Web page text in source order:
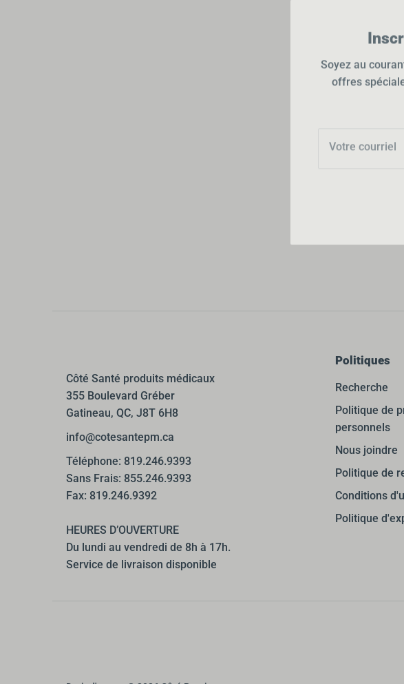
Côté Santé produits médicaux
355 Boulevard Gréber
Gatineau, QC, J8T 6H8
info@cotesantepm.ca
Téléphone: 819.246.9393
Sans Frais: 855.246.9393
Fax: 819.246.9392
HEURES D’OUVERTURE
Du lundi au vendredi de 8h à 17h.
Service de livraison disponible
Politiques
Recherche
Politique de
personnels
Nous joindre
Politique de
Conditions
Politique
Soyez au
offres